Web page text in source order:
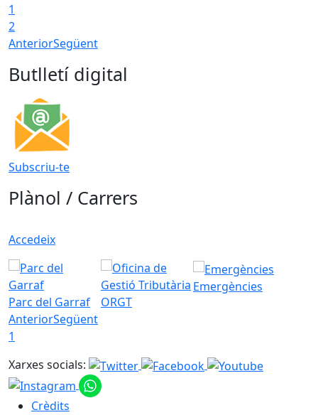
1
2
AnteriorSegüent
Butlletí digital
Subscriu-te
Plànol / Carrers
Accedeix
Parc del Garraf ORGT
Emergències
AnteriorSegüent
1
Xarxes socials:
Crèdits